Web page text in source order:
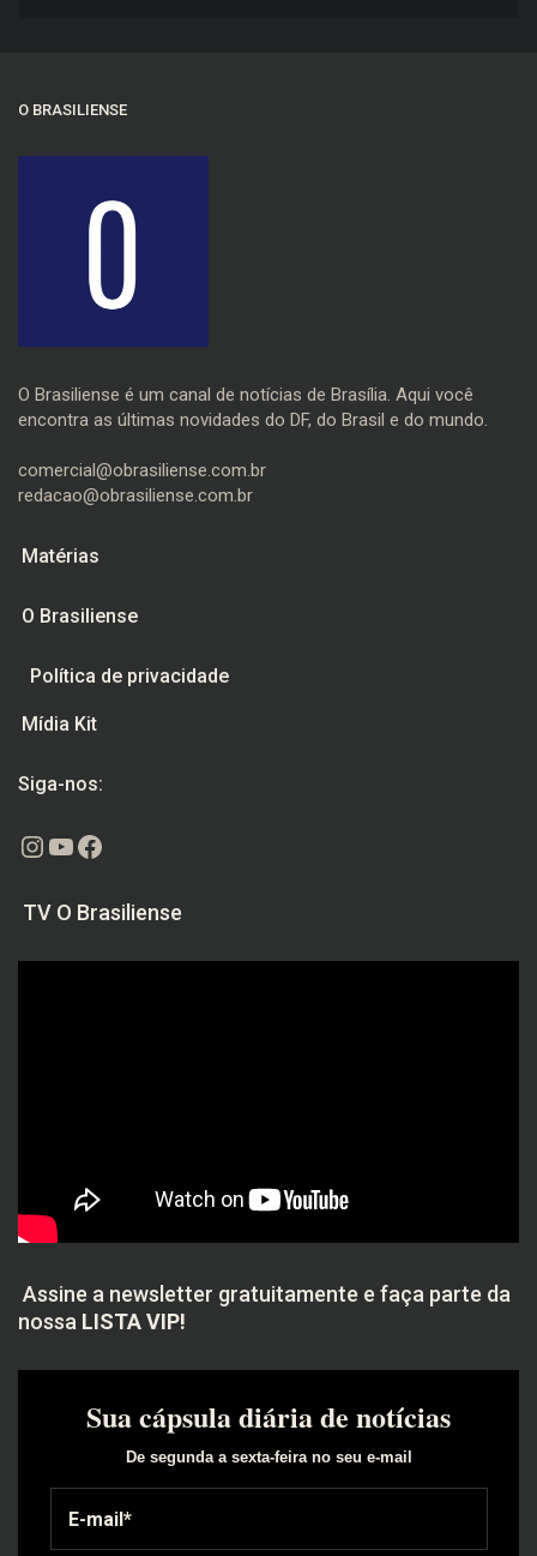
O BRASILIENSE
O Brasiliense é um canal de notícias de Brasília. Aqui você
encontra as últimas novidades do DF, do Brasil e do mundo.
comercial@obrasiliense.com.br
redacao@obrasiliense.com.br
Matérias
O Brasiliense
Política de privacidade
Mídia Kit
Siga-nos:
Instagram
Youtube
Facebook
TV O Brasiliense
Assine a newsletter gratuitamente e faça parte da
nossa LISTA VIP!
Sua cápsula diária de notícias
De segunda a sexta-feira no seu e-mail